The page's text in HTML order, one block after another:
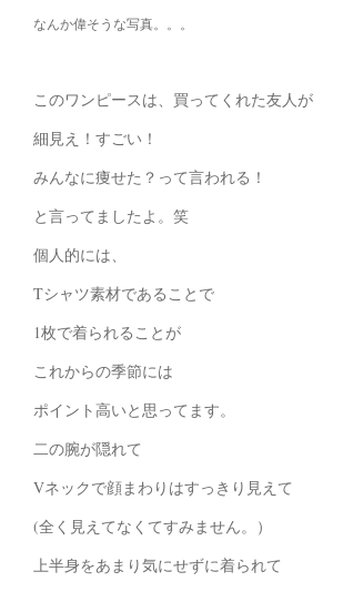
なんか偉そうな写真。。。
このワンピースは、買ってくれた友人が
細見え！すごい！
みんなに痩せた？って言われる！
と言ってましたよ。笑
個人的には、
Tシャツ素材であることで
1枚で着られることが
これからの季節には
ポイント高いと思ってます。
二の腕が隠れて
Vネックで顔まわりはすっきり見えて
(全く見えてなくてすみません。）
上半身をあまり気にせずに着られて